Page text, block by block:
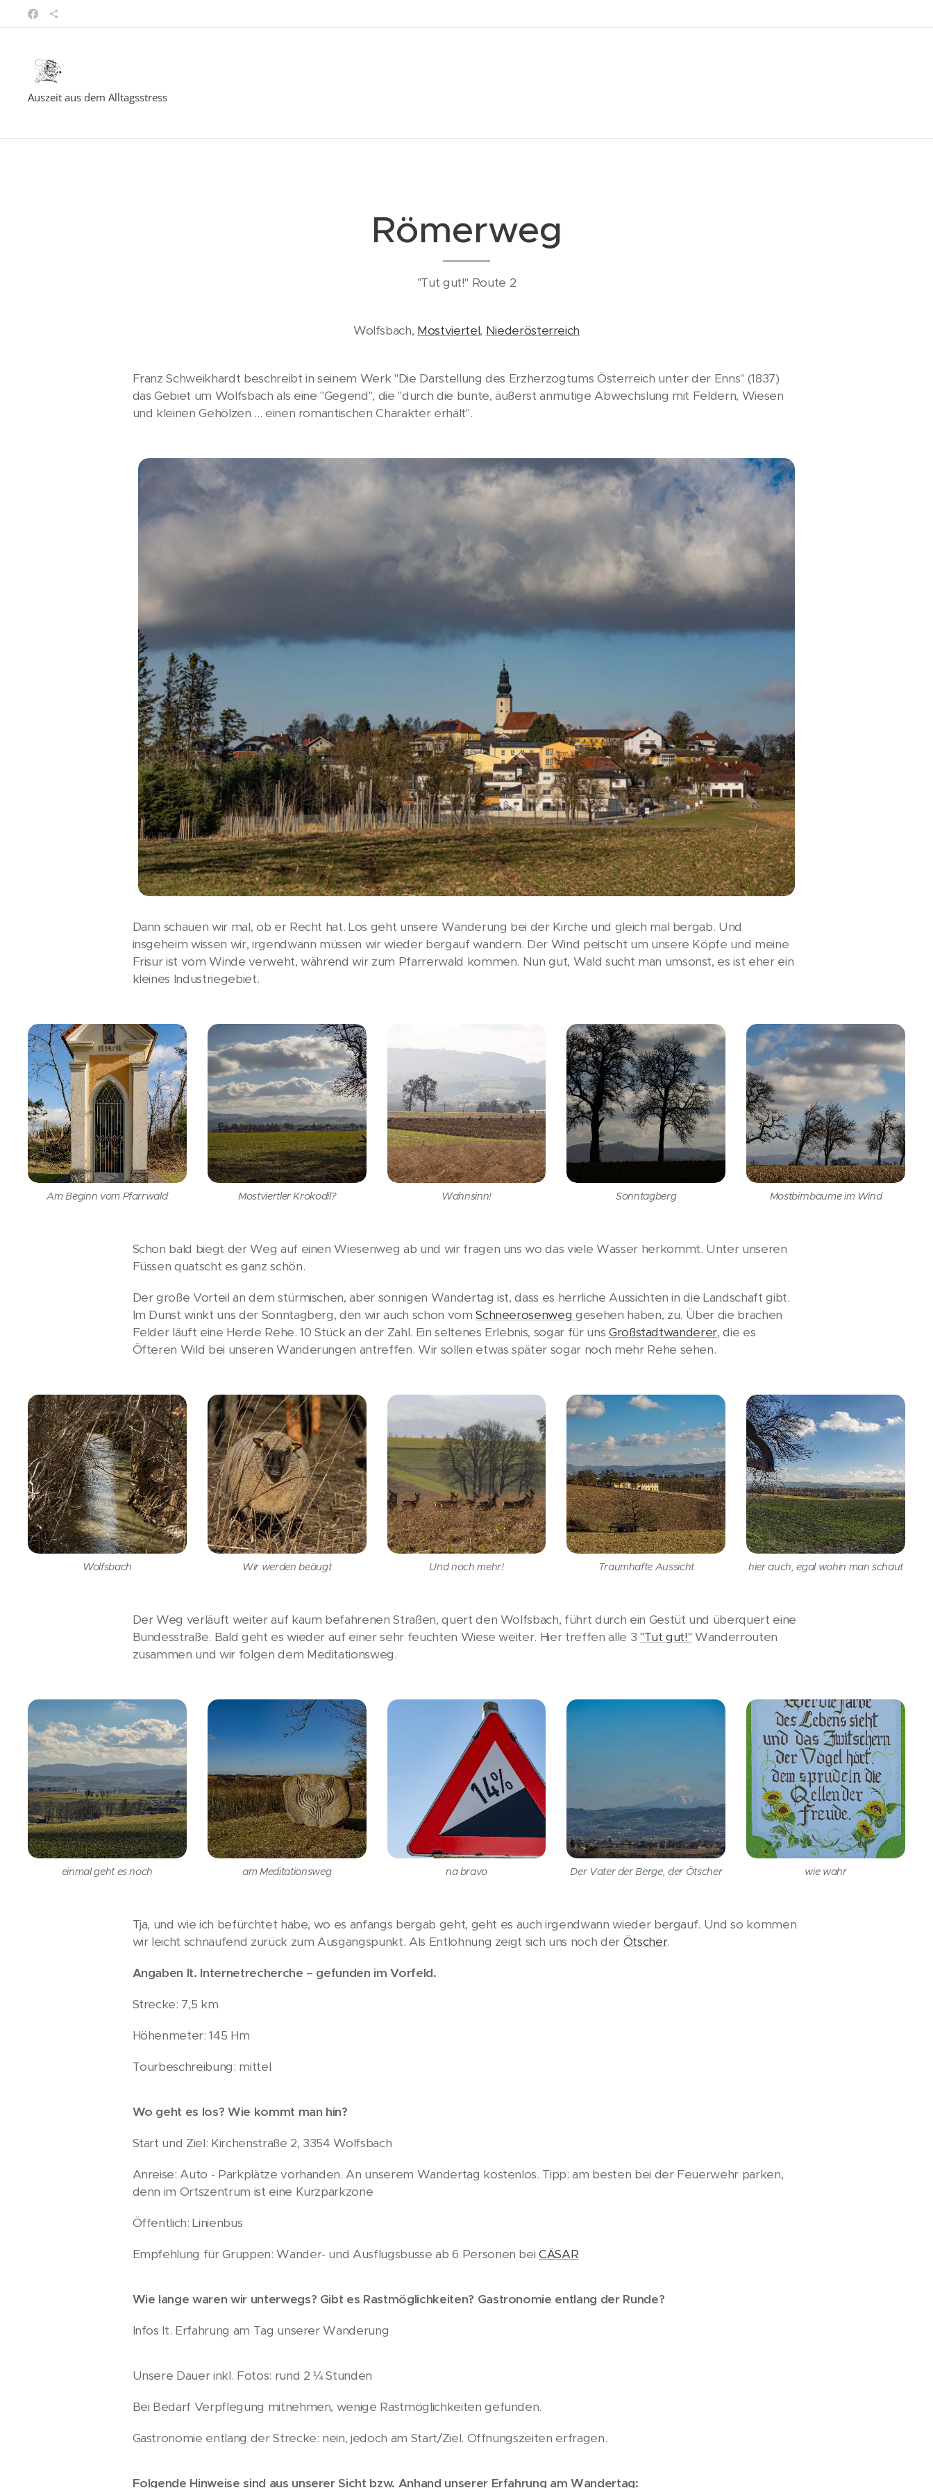
Auszeit aus dem Alltagsstress
Römerweg
"Tut gut!" Route 2
Wolfsbach, Mostviertel, Niederösterreich
Franz Schweikhardt beschreibt in seinem Werk "Die Darstellung des Erzherzogtums Österreich unter der Enns" (1837)
das Gebiet um Wolfsbach als eine "Gegend", die "durch die bunte, äußerst anmutige Abwechslung mit Feldern, Wiesen
und kleinen Gehölzen ... einen romantischen Charakter erhält".
Dann schauen wir mal, ob er Recht hat. Los geht unsere Wanderung bei der Kirche und gleich mal bergab. Und
insgeheim wissen wir, irgendwann müssen wir wieder bergauf wandern. Der Wind peitscht um unsere Köpfe und meine
Frisur ist vom Winde verweht, während wir zum Pfarrerwald kommen. Nun gut, Wald sucht man umsonst, es ist eher ein
kleines Industriegebiet.
Am Beginn vom Pfarrwald Mostviertler Krokodil? Wahnsinn! Sonntagberg Mostbirnbäume im Wind
Schon bald biegt der Weg auf einen Wiesenweg ab und wir fragen uns wo das viele Wasser herkommt. Unter unseren
Füssen quatscht es ganz schön.
Der große Vorteil an dem stürmischen, aber sonnigen Wandertag ist, dass es herrliche Aussichten in die Landschaft gibt.
Im Dunst winkt uns der Sonntagberg, den wir auch schon vomSchneerosenweggesehen haben, zu. Über die brachen
Felder läuft eine Herde Rehe. 10 Stück an der Zahl. Ein seltenes Erlebnis, sogar für uns Großstadtwanderer, die es
Öfteren Wild bei unseren Wanderungen antreffen. Wir sollen etwas später sogar noch mehr Rehe sehen.
Wolfsbach Wir werden beäugt Und noch mehr! Traumhafte Aussicht hier auch, egal wohin man schaut
Der Weg verläuft weiter auf kaum befahrenen Straßen, quert den Wolfsbach, führt durch ein Gestüt und überquert eine
Bundesstraße. Bald geht es wieder auf einer sehr feuchten Wiese weiter. Hier treffen alle 3 "Tut gut!" Wanderrouten
zusammen und wir folgen dem Meditationsweg.
einmal geht es noch am Meditationsweg na bravo Der Vater der Berge, der Ötscher wie wahr
Tja, und wie ich befürchtet habe, wo es anfangs bergab geht, geht es auch irgendwann wieder bergauf. Und so kommen
wir leicht schnaufend zurück zum Ausgangspunkt. Als Entlohnung zeigt sich uns noch der Ötscher.
Angaben lt. Internetrecherche – gefunden im Vorfeld.
Strecke: 7,5 km
Höhenmeter: 145 Hm
Tourbeschreibung: mittel
Wo geht es los? Wie kommt man hin?
Start und Ziel: Kirchenstraße 2, 3354 Wolfsbach
Anreise: Auto - Parkplätze vorhanden. An unserem Wandertag kostenlos. Tipp: am besten bei der Feuerwehr parken,
denn im Ortszentrum ist eine Kurzparkzone
Öffentlich: Linienbus
Empfehlung für Gruppen: Wander- und Ausflugsbusse ab 6 Personen beiCÄSAR
Wie lange waren wir unterwegs? Gibt es Rastmöglichkeiten? Gastronomie entlang der Runde?
Infos lt. Erfahrung am Tag unserer Wanderung
Unsere Dauer inkl. Fotos: rund 2 ¼ Stunden
Bei Bedarf Verpflegung mitnehmen, wenige Rastmöglichkeiten gefunden.
Gastronomie entlang der Strecke: nein, jedoch am Start/Ziel. Öffnungszeiten erfragen.
Folgende Hinweise sind aus unserer Sicht bzw. Anhand unserer Erfahrung am Wandertag: